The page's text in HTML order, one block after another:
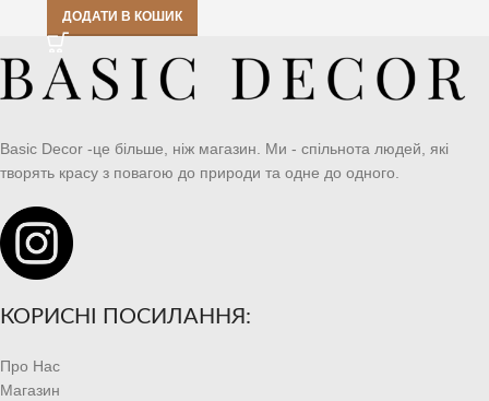
ДОДАТИ В КОШИК
Basic Decor -це більше, ніж магазин. Ми - спільнота людей, які
творять красу з повагою до природи та одне до одного.
КОРИСНІ ПОСИЛАННЯ:
Про Нас
Магазин